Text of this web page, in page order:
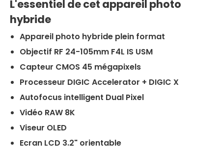
L'essentiel de cet appareil photo
hybride
Appareil photo hybride plein format
Objectif RF 24-105mm F4L IS USM
Capteur CMOS 45 mégapixels
Processeur DIGIC Accelerator + DIGIC X
Autofocus intelligent Dual Pixel
Vidéo RAW 8K
Viseur OLED
Ecran LCD 3.2" orientable